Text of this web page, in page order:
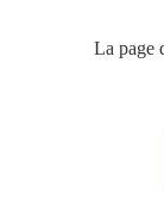
La page